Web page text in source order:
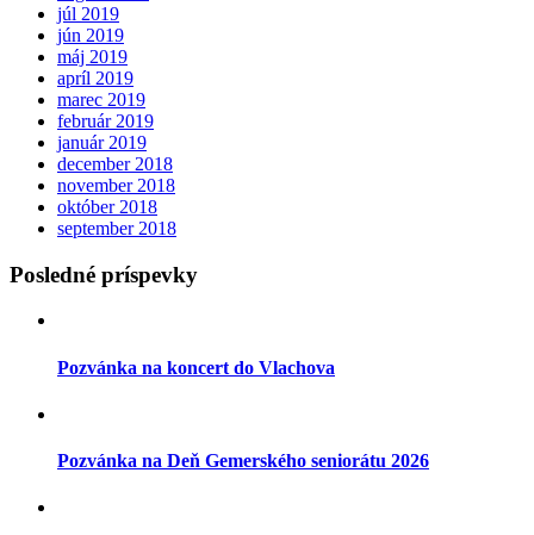
júl 2019
jún 2019
máj 2019
apríl 2019
marec 2019
február 2019
január 2019
december 2018
november 2018
október 2018
september 2018
Posledné príspevky
Pozvánka na koncert do Vlachova
Pozvánka na Deň Gemerského seniorátu 2026